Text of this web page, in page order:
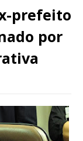
prefeito
por